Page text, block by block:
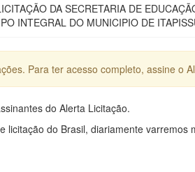
DA SECRETARIA DE
INTEGRAL DO MUNICIPIO DE
Para ter acesso completo, assine o
do Alerta Licitação.
licitação do Brasil, diariamente